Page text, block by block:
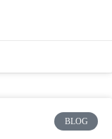
BLOG